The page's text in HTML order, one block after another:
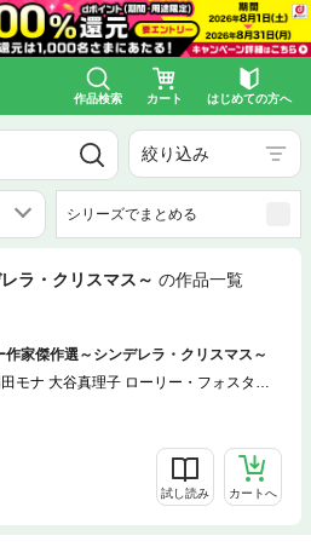
作品検索 カート はじめての方へ
絞り込み
シリーズでまとめる
ラ・クリスマス～ の作品一覧
作家傑作選～シンデレラ・クリスマス～
モナ 大谷真理子 ローリー・フォスター
ンターズ リンダ・ハワード キャロル・モ
試し読み カートへ